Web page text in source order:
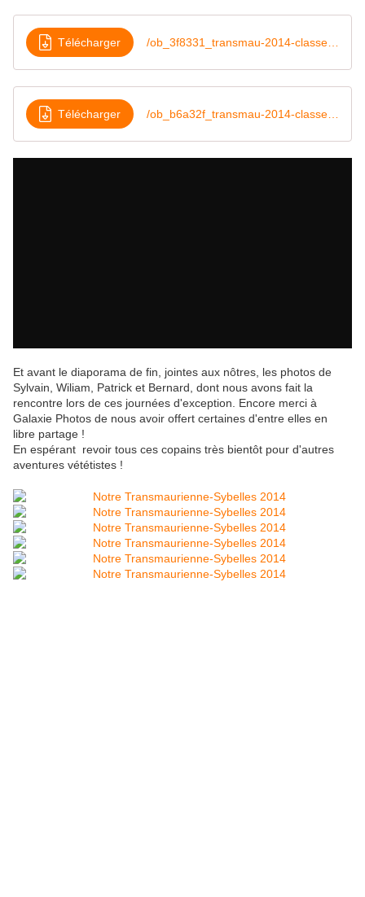
Télécharger
Télécharger
Et avant le diaporama de fin, jointes aux nôtres, les photos de
Sylvain, Wiliam, Patrick et Bernard, dont nous avons fait la
rencontre lors de ces journées d'exception. Encore merci à
Galaxie Photos de nous avoir offert certaines d'entre elles en
libre partage !
En espérant revoir tous ces copains très bientôt pour d'autres
aventures vététistes !